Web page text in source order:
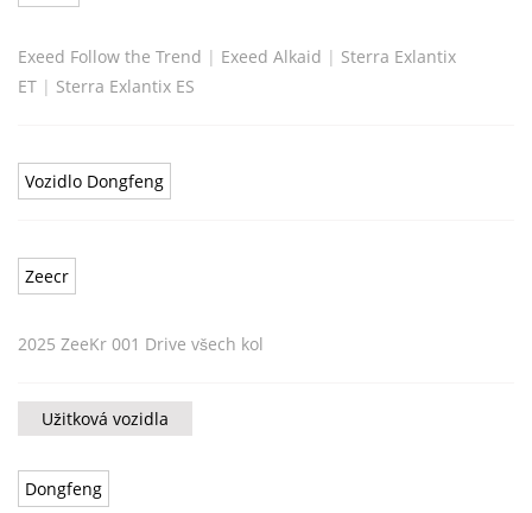
Exeed Follow the Trend | Exeed Alkaid | Sterra Exlantix
ET | Sterra Exlantix ES
Vozidlo Dongfeng
Zeecr
2025 ZeeKr 001 Drive všech kol
Užitková vozidla
Dongfeng